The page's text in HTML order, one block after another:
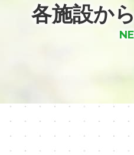
各施設か